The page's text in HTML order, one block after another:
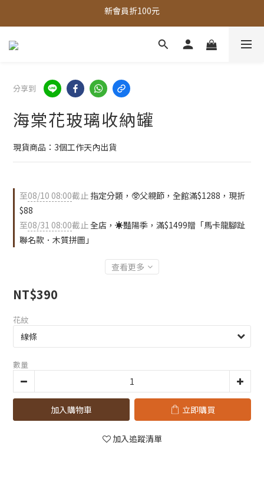
全館，滿888超取免運｜滿1500宅配免運
全館現貨商品，3個工作天內出貨
全館，滿888超取免運｜滿1500宅配免運
分享到
海棠花玻璃收納罐
現貨商品：3個工作天內出貨
至08/10 08:00截止 指定分類，🥸父親節，全館滿$1288，現折
$88
至08/31 08:00截止全店，☀️豔陽季，滿$1499贈「馬卡龍腳趾
聯名款．木質拼圖」
查看更多
NT$390
花紋
數量
加入購物車 立即購買
加入追蹤清單